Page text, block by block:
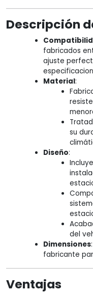
Descripción
fabricados
ajuste
Material:
su
Diseño:
del
Dimensiones
fabricante
Ventajas